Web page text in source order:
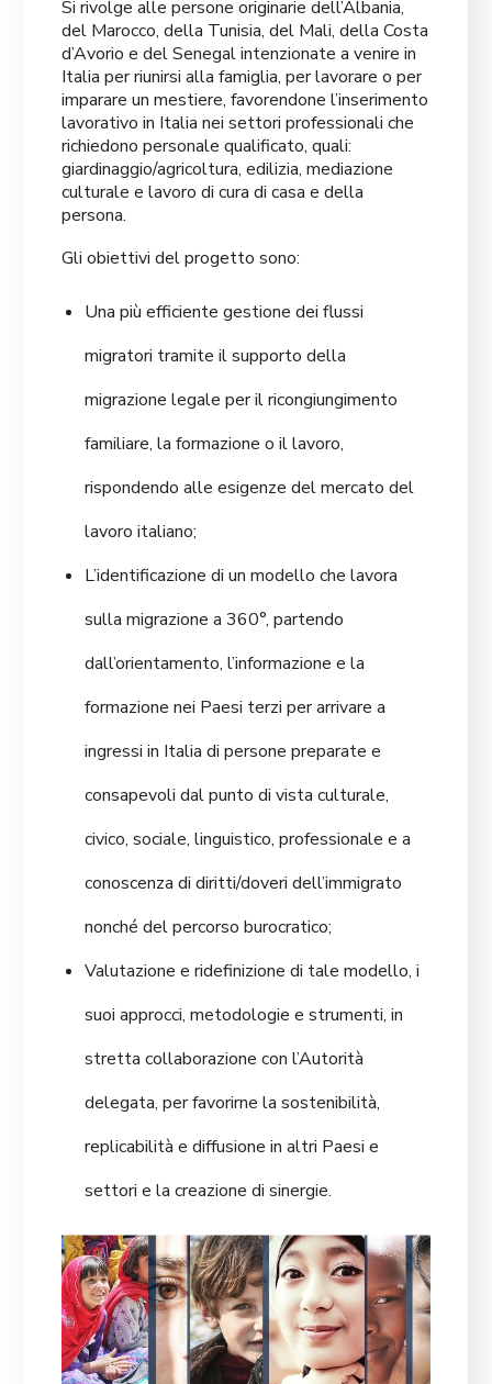
Si rivolge alle persone originarie dell’Albania,
del Marocco, della Tunisia, del Mali, della Costa
d’Avorio e del Senegal intenzionate a venire in
Italia per riunirsi alla famiglia, per lavorare o per
imparare un mestiere, favorendone l’inserimento
lavorativo in Italia nei settori professionali che
richiedono personale qualificato, quali:
giardinaggio/agricoltura, edilizia, mediazione
culturale e lavoro di cura di casa e della
persona.
Gli obiettivi del progetto sono:
Una più efficiente gestione dei flussi
migratori tramite il supporto della
migrazione legale per il ricongiungimento
familiare, la formazione o il lavoro,
rispondendo alle esigenze del mercato del
lavoro italiano;
L’identificazione di un modello che lavora
sulla migrazione a 360°, partendo
dall’orientamento, l’informazione e la
formazione nei Paesi terzi per arrivare a
ingressi in Italia di persone preparate e
consapevoli dal punto di vista culturale,
civico, sociale, linguistico, professionale e a
conoscenza di diritti/doveri dell’immigrato
nonché del percorso burocratico;
Valutazione e ridefinizione di tale modello, i
suoi approcci, metodologie e strumenti, in
stretta collaborazione con l’Autorità
delegata, per favorirne la sostenibilità,
replicabilità e diffusione in altri Paesi e
settori e la creazione di sinergie.